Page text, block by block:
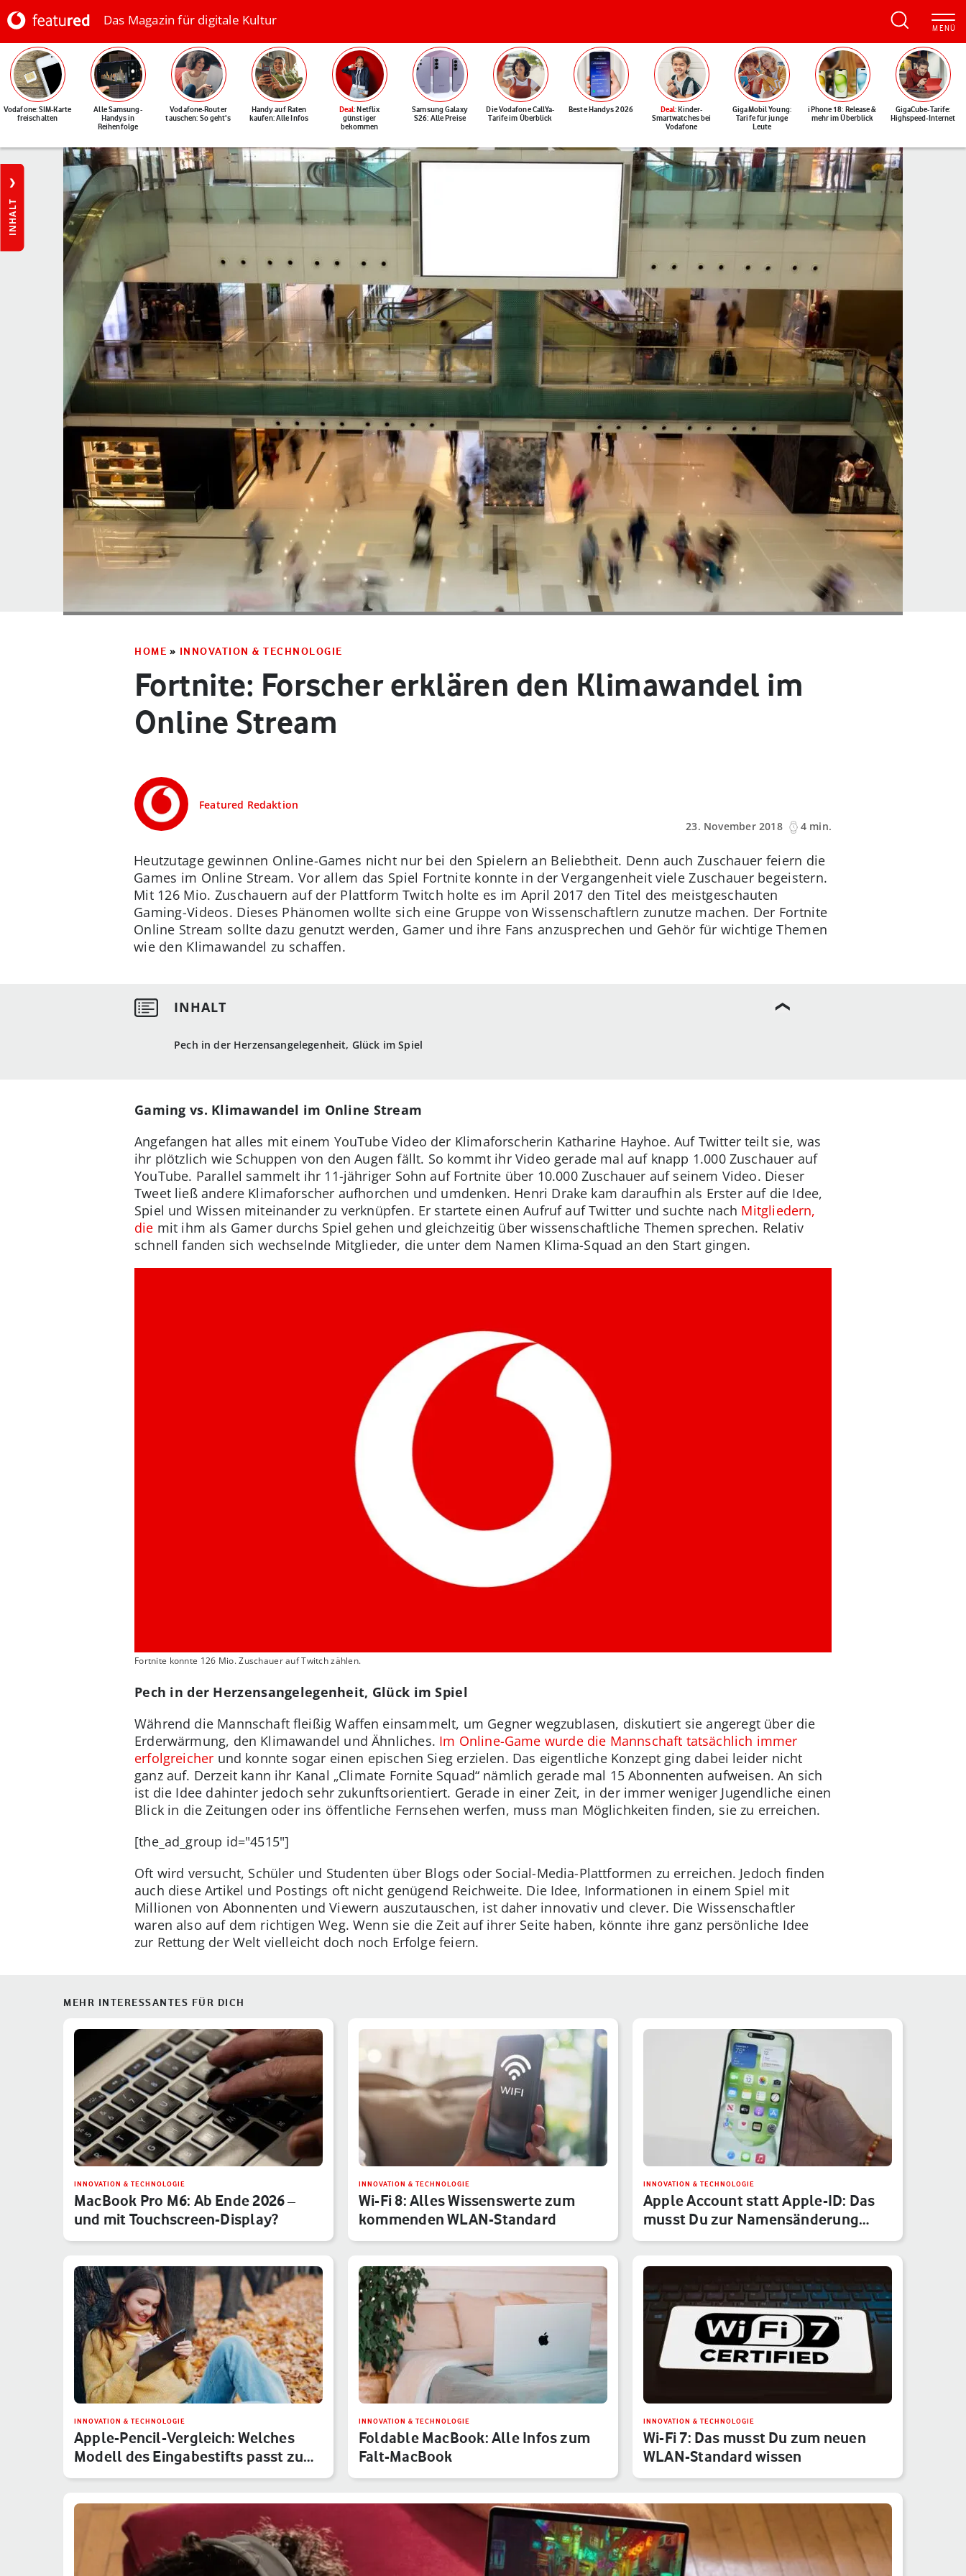
Das Magazin für digitale Kultur
Vodafone: SIM-Karte
freischalten
Alle Samsung-
Handys in
Reihenfolge
Vodafone-Router
tauschen: So geht's
Handy auf Raten
kaufen: Alle Infos
Deal: Netflix
günstiger
bekommen
Samsung Galaxy
S26: Alle Preise
Die Vodafone CallYa-
Tarife im Überblick
Beste Handys 2026 Deal: Kinder-
Smartwatches bei
Vodafone
GigaMobil Young:
Tarife für junge
Leute
iPhone 18: Release &
mehr im Überblick
GigaCube-Tarife:
Highspeed-Internet
INHALT
HOME » INNOVATION & TECHNOLOGIE
Fortnite: Forscher erklären den Klimawandel im
Online Stream
Featured Redaktion
23. November 2018
4 min.
Pech in der Herzensangelegenheit, Glück im Spiel
Heutzutage gewinnen Online-Games nicht nur bei den Spielern an Beliebtheit. Denn auch Zuschauer feiern die
Games im Online Stream. Vor allem das Spiel Fortnite konnte in der Vergangenheit viele Zuschauer begeistern.
Mit 126 Mio. Zuschauern auf der Plattform Twitch holte es im April 2017 den Titel des meistgeschauten
Gaming-Videos. Dieses Phänomen wollte sich eine Gruppe von Wissenschaftlern zunutze machen. Der Fortnite
Online Stream sollte dazu genutzt werden, Gamer und ihre Fans anzusprechen und Gehör für wichtige Themen
wie den Klimawandel zu schaffen.
Gaming vs. Klimawandel im Online Stream
Angefangen hat alles mit einem YouTube Video der Klimaforscherin Katharine Hayhoe. Auf Twitter teilt sie, was
ihr plötzlich wie Schuppen von den Augen fällt. So kommt ihr Video gerade mal auf knapp 1.000 Zuschauer auf
YouTube. Parallel sammelt ihr 11-jähriger Sohn auf Fortnite über 10.000 Zuschauer auf seinem Video. Dieser
Tweet ließ andere Klimaforscher aufhorchen und umdenken. Henri Drake kam daraufhin als Erster auf die Idee,
Spiel und Wissen miteinander zu verknüpfen. Er startete einen Aufruf auf Twitter und suchte nach Mitgliedern,
die mit ihm als Gamer durchs Spiel gehen und gleichzeitig über wissenschaftliche Themen sprechen. Relativ
schnell fanden sich wechselnde Mitglieder, die unter dem Namen Klima-Squad an den Start gingen.
Fortnite konnte 126 Mio. Zuschauer auf Twitch zählen.
Pech in der Herzensangelegenheit, Glück im Spiel
Während die Mannschaft fleißig Waffen einsammelt, um Gegner wegzublasen, diskutiert sie angeregt über die
Erderwärmung, den Klimawandel und Ähnliches. Im Online-Game wurde die Mannschaft tatsächlich immer
erfolgreicher und konnte sogar einen epischen Sieg erzielen. Das eigentliche Konzept ging dabei leider nicht
ganz auf. Derzeit kann ihr Kanal „Climate Fornite Squad“ nämlich gerade mal 15 Abonnenten aufweisen. An sich
ist die Idee dahinter jedoch sehr zukunftsorientiert. Gerade in einer Zeit, in der immer weniger Jugendliche einen
Blick in die Zeitungen oder ins öffentliche Fernsehen werfen, muss man Möglichkeiten finden, sie zu erreichen.
[the_ad_group id="4515"]
Oft wird versucht, Schüler und Studenten über Blogs oder Social-Media-Plattformen zu erreichen. Jedoch finden
auch diese Artikel und Postings oft nicht genügend Reichweite. Die Idee, Informationen in einem Spiel mit
Millionen von Abonnenten und Viewern auszutauschen, ist daher innovativ und clever. Die Wissenschaftler
waren also auf dem richtigen Weg. Wenn sie die Zeit auf ihrer Seite haben, könnte ihre ganz persönliche Idee
zur Rettung der Welt vielleicht doch noch Erfolge feiern.
MEHR INTERESSANTES FÜR DICH
INNOVATION & TECHNOLOGIE
MacBook Pro M6: Ab Ende 2026 –
und mit Touchscreen-Display?
INNOVATION & TECHNOLOGIE
Wi-Fi 8: Alles Wissenswerte zum
kommenden WLAN-Standard
INNOVATION & TECHNOLOGIE
Apple Account statt Apple-ID: Das
musst Du zur Namensänderung
wis…
INNOVATION & TECHNOLOGIE
Apple-Pencil-Vergleich: Welches
Modell des Eingabestifts passt zu…
INNOVATION & TECHNOLOGIE
Foldable MacBook: Alle Infos zum
Falt-MacBook
INNOVATION & TECHNOLOGIE
Wi-Fi 7: Das musst Du zum neuen
WLAN-Standard wissen